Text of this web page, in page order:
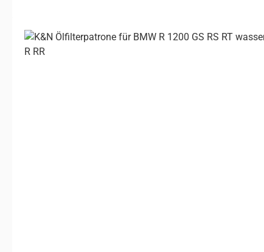
Bildergalerie überspringen